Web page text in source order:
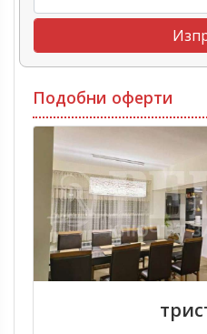
Подобни оферти